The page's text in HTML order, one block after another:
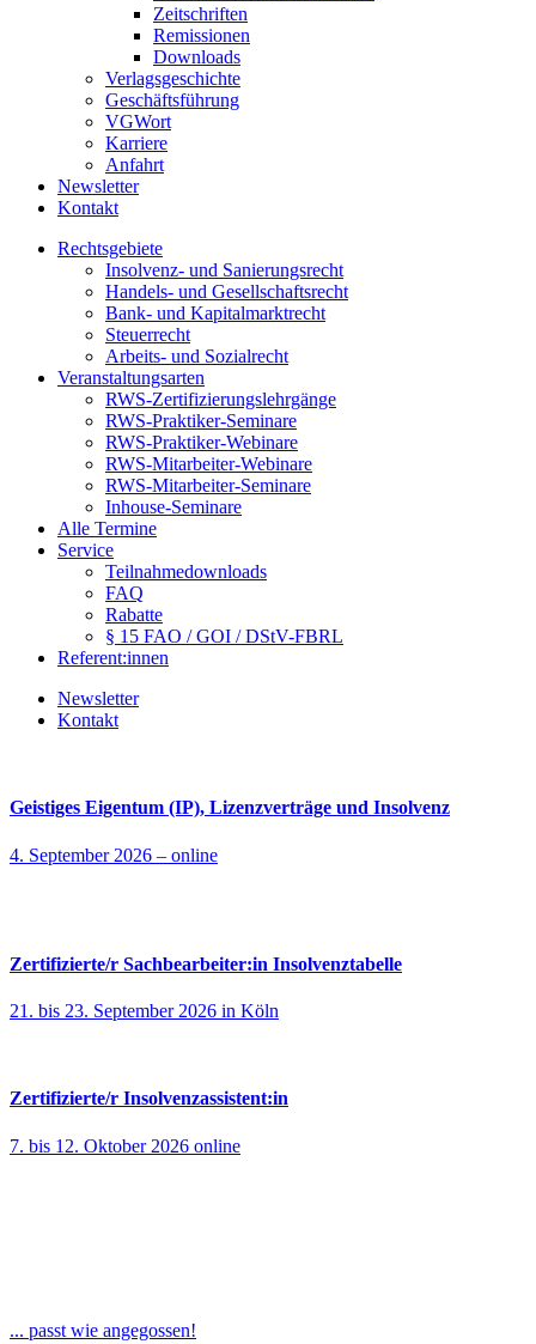
Zeitschriften
Remissionen
Downloads
Verlagsgeschichte
Geschäftsführung
VGWort
Karriere
Anfahrt
Newsletter
Kontakt
Rechtsgebiete
Insolvenz- und Sanierungsrecht
Handels- und Gesellschaftsrecht
Bank- und Kapitalmarktrecht
Steuerrecht
Arbeits- und Sozialrecht
Veranstaltungsarten
RWS-Zertifizierungslehrgänge
RWS-Praktiker-Seminare
RWS-Praktiker-Webinare
RWS-Mitarbeiter-Webinare
RWS-Mitarbeiter-Seminare
Inhouse-Seminare
Alle Termine
Service
Teilnahmedownloads
FAQ
Rabatte
§ 15 FAO / GOI / DStV-FBRL
Referent:innen
Newsletter
Kontakt
Geistiges Eigentum (IP), Lizenzverträge und Insolvenz
4. September 2026 – online
Zertifizierte/r Sachbearbeiter:in Insolvenztabelle
21. bis 23. September 2026 in Köln
Zertifizierte/r Insolvenzassistent:in
7. bis 12. Oktober 2026 online
... passt wie angegossen!